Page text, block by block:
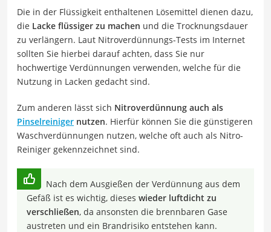
Die in der Flüssigkeit enthaltenen Lösemittel dienen dazu,
die Lacke flüssiger zu machen und die Trocknungsdauer
zu verlängern. Laut Nitroverdünnungs-Tests im Internet
sollten Sie hierbei darauf achten, dass Sie nur
hochwertige Verdünnungen verwenden, welche für die
Nutzung in Lacken gedacht sind.
Zum anderen lässt sich Nitroverdünnung auch als
Pinselreiniger nutzen. Hierfür können Sie die günstigeren
Waschverdünnungen nutzen, welche oft auch als Nitro-
Reiniger gekennzeichnet sind.
Nach dem Ausgießen der Verdünnung aus dem
Gefäß ist es wichtig, dieses wieder luftdicht zu
verschließen, da ansonsten die brennbaren Gase
austreten und ein Brandrisiko entstehen kann.